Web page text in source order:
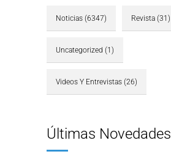
Noticias (6347) Revista (31)
Uncategorized (1)
Videos Y Entrevistas (26)
Últimas Novedades